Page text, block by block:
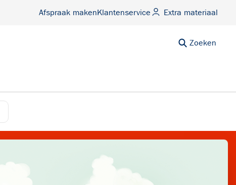
Afspraak makenKlantenservice Extra materiaal
Zoeken